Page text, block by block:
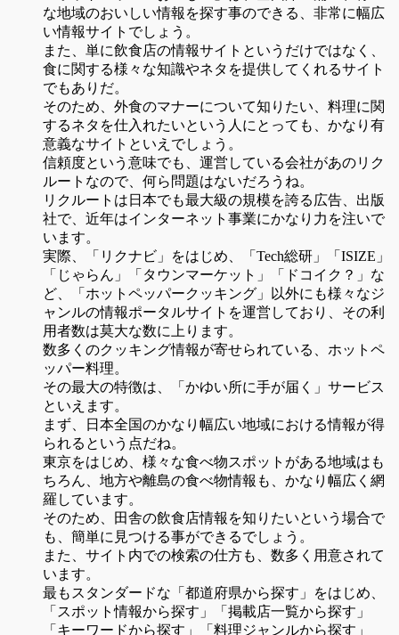
な地域のおいしい情報を探す事のできる、非常に幅広
い情報サイトでしょう。
また、単に飲食店の情報サイトというだけではなく、
食に関する様々な知識やネタを提供してくれるサイト
でもありだ。
そのため、外食のマナーについて知りたい、料理に関
するネタを仕入れたいという人にとっても、かなり有
意義なサイトといえでしょう。
信頼度という意味でも、運営している会社があのリク
ルートなので、何ら問題はないだろうね。
リクルートは日本でも最大級の規模を誇る広告、出版
社で、近年はインターネット事業にかなり力を注いで
います。
実際、「リクナビ」をはじめ、「Tech総研」「ISIZE」
「じゃらん」「タウンマーケット」「ドコイク？」な
ど、「ホットペッパークッキング」以外にも様々なジ
ャンルの情報ポータルサイトを運営しており、その利
用者数は莫大な数に上ります。
数多くのクッキング情報が寄せられている、ホットペ
ッパー料理。
その最大の特徴は、「かゆい所に手が届く」サービス
といえます。
まず、日本全国のかなり幅広い地域における情報が得
られるという点だね。
東京をはじめ、様々な食べ物スポットがある地域はも
ちろん、地方や離島の食べ物情報も、かなり幅広く網
羅しています。
そのため、田舎の飲食店情報を知りたいという場合で
も、簡単に見つける事ができるでしょう。
また、サイト内での検索の仕方も、数多く用意されて
います。
最もスタンダードな「都道府県から探す」をはじめ、
「スポット情報から探す」「掲載店一覧から探す」
「キーワードから探す」「料理ジャンルから探す」